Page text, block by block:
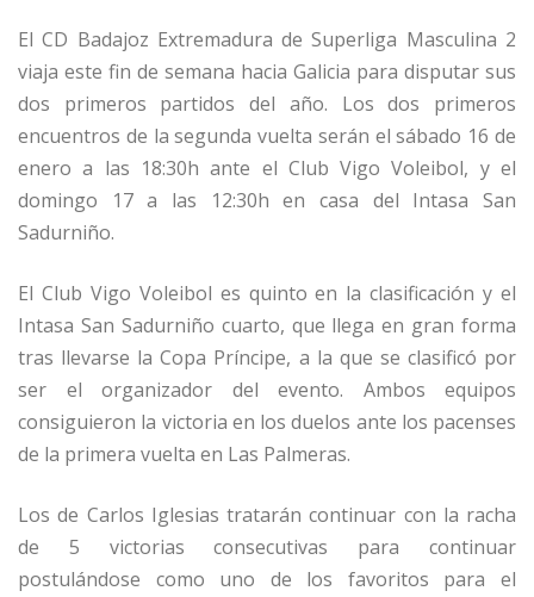
El CD Badajoz Extremadura de Superliga Masculina 2
viaja este fin de semana hacia Galicia para disputar sus
dos primeros partidos del año. Los dos primeros
encuentros de la segunda vuelta serán el sábado 16 de
enero a las 18:30h ante el Club Vigo Voleibol, y el
domingo 17 a las 12:30h en casa del Intasa San
Sadurniño.
El Club Vigo Voleibol es quinto en la clasificación y el
Intasa San Sadurniño cuarto, que llega en gran forma
tras llevarse la Copa Príncipe, a la que se clasificó por
ser el organizador del evento. Ambos equipos
consiguieron la victoria en los duelos ante los pacenses
de la primera vuelta en Las Palmeras.
Los de Carlos Iglesias tratarán continuar con la racha
de 5 victorias consecutivas para continuar
postulándose como uno de los favoritos para el